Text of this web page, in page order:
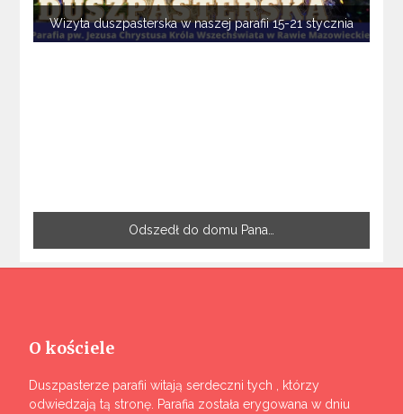
Wizyta duszpasterska w naszej parafii 15-21 stycznia
Odszedł do domu Pana…
O kościele
Duszpasterze parafii witają serdeczni tych , którzy
odwiedzają tą stronę. Parafia została erygowana w dniu